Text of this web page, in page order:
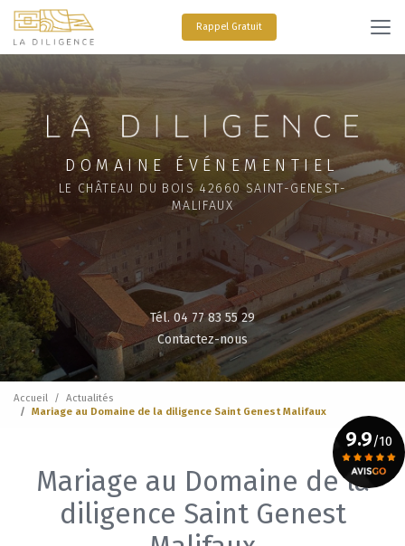
Aller
contenu
Rappel Gratuit
9.9/10
DOMAINE ÉVÉNEMENTIEL
LE CHÂTEAU DU BOIS 42660 SAINT-GENEST-
MALIFAUX
Tél. 04 77 83 55 29
Contactez-nous
Accueil
Actualités
Mariage au Domaine de la diligence Saint Genest Malifaux
Mariage au Domaine de la
diligence Saint Genest